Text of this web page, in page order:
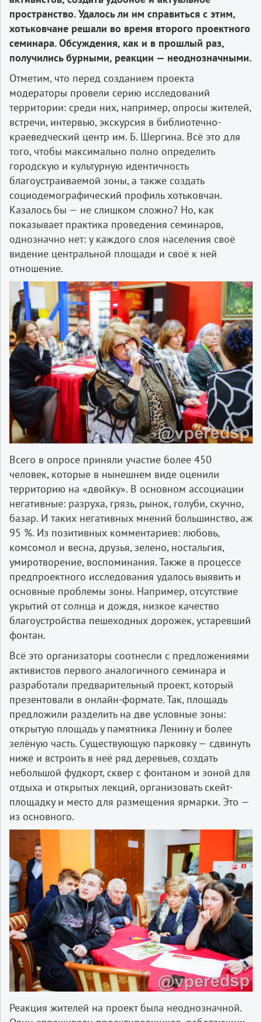
пространство. Удалось ли им справиться с этим,
хотьковчане решали во время второго проектного
семинара. Обсуждения, как и в прошлый раз,
получились бурными, реакции — неоднозначными.
Отметим, что перед созданием проекта
модераторы провели серию исследований
территории: среди них, например, опросы жителей,
встречи, интервью, экскурсия в библиотечно-
краеведческий центр им. Б. Шергина. Всё это для
того, чтобы максимально полно определить
городскую и культурную идентичность
благоустраиваемой зоны, а также создать
социодемографический профиль хотьковчан.
Казалось бы — не слишком сложно? Но, как
показывает практика проведения семинаров,
однозначно нет: у каждого слоя населения своё
видение центральной площади и своё к ней
отношение.
Всего в опросе приняли участие более 450
человек, которые в нынешнем виде оценили
территорию на «двойку». В основном ассоциации
негативные: разруха, грязь, рынок, голуби, скучно,
базар. И таких негативных мнений большинство, аж
95 %. Из позитивных комментариев: любовь,
комсомол и весна, друзья, зелено, ностальгия,
умиротворение, воспоминания. Также в процессе
предпроектного исследования удалось выявить и
основные проблемы зоны. Например, отсутствие
укрытий от солнца и дождя, низкое качество
благоустройства пешеходных дорожек, устаревший
фонтан.
Всё это организаторы соотнесли с предложениями
активистов первого аналогичного семинара и
разработали предварительный проект, который
презентовали в онлайн-формате. Так, площадь
предложили разделить на две условные зоны:
открытую площадь у памятника Ленину и более
зелёную часть. Существующую парковку — сдвинуть
ниже и встроить в неё ряд деревьев, создать
небольшой фудкорт, сквер с фонтаном и зоной для
отдыха и открытых лекций, организовать скейт-
площадку и место для размещения ярмарки. Это —
из основного.
Реакция жителей на проект была неоднозначной.